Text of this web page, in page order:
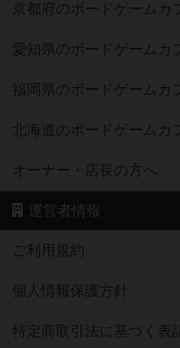
京都府のボードゲームカ
愛知県のボードゲームカ
福岡県のボードゲームカ
北海道のボードゲームカ
オーナー・店長の方へ
運営者情報
ご利用規約
個人情報保護方針
特定商取引法に基づく表